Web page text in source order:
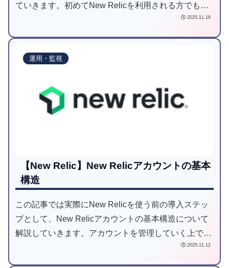
ていきます。初めてNew Relicを利用される方でもス
ムーズに始められるよう、必要な情報を順を追ってご
2025.11.19
運用・監視
【New Relic】New Relicアカウントの基本
構造
この記事では実際にNew Relicを使う前の導入ステッ
プとして、New Relicアカウントの基本構造について
解説していきます。アカウントを管理していく上で、
必要となる前提知識のため、ユーザ作成する前に知識
2025.11.12